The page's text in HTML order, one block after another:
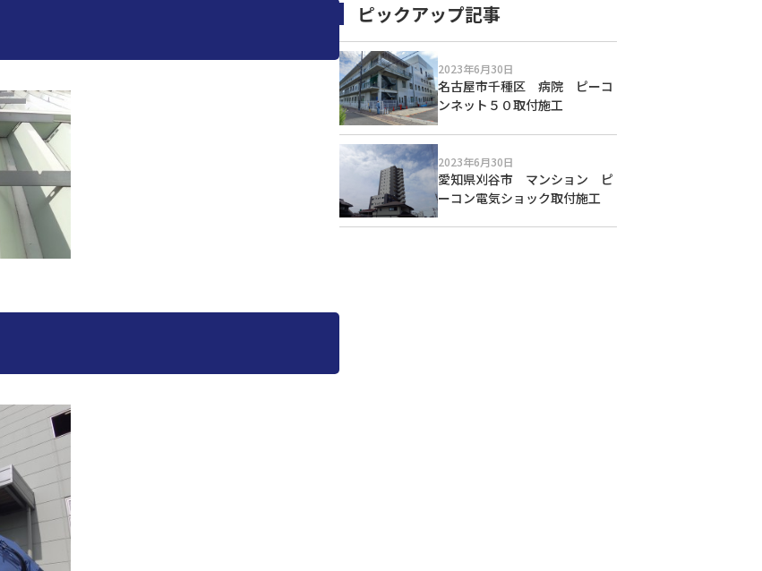
ピックアップ記事
2023年6月30日
名古屋市千種区 病院 ピーコ
ンネット５０取付施工
2023年6月30日
愛知県刈谷市 マンション ピ
ーコン電気ショック取付施工